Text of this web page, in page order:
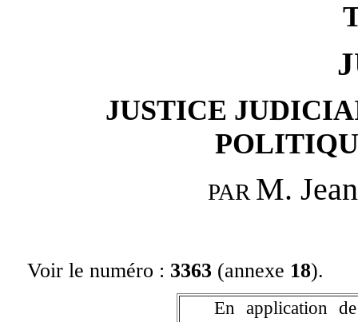
JUSTICE
PAR M.
Voir le numéro : 3363 (annexe 18).
En application